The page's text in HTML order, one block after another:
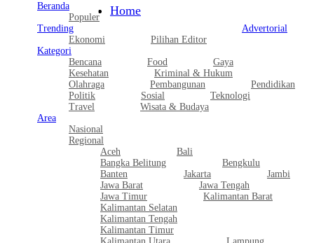
Beranda
Populer
Trending
Ekonomi
Pilihan Editor
Advertorial
Kategori
Bencana
Food
Gaya
Kesehatan
Kriminal & Hukum
Olahraga
Pembangunan
Pendidikan
Politik
Sosial
Teknologi
Travel
Wisata & Budaya
Area
Nasional
Regional
Aceh
Bali
Bangka Belitung
Bengkulu
Banten
Jakarta
Jambi
Jawa Barat
Jawa Tengah
Jawa Timur
Kalimantan Barat
Kalimantan Selatan
Kalimantan Tengah
Kalimantan Timur
Home